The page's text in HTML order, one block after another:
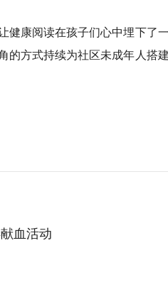
健康阅读在孩子们心中埋下了
的方式持续为社区未成年人搭
血活动